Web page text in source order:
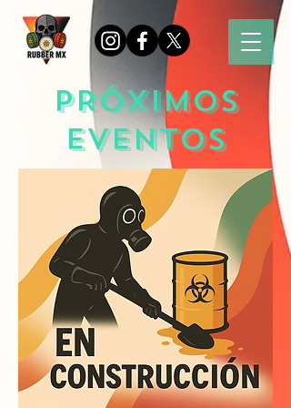
PRÓXIMOS
EVENTOS